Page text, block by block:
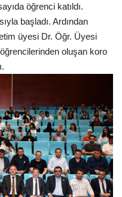
öğrenci katıldı.
başladı. Ardından
üyesi Dr. Öğr. Üyesi
oluşan koro